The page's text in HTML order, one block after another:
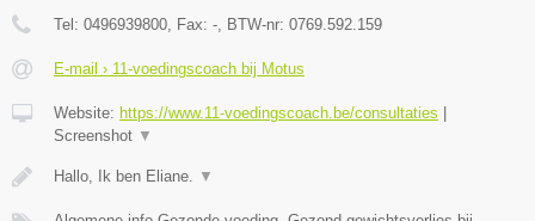
Tel: 0496939800, Fax: -, BTW-nr: 0769.592.159
E-mail › 11-voedingscoach bij Motus
Website: https://www.11-voedingscoach.be/consultaties
Screenshot ▼
Hallo, Ik ben Eliane. ▼